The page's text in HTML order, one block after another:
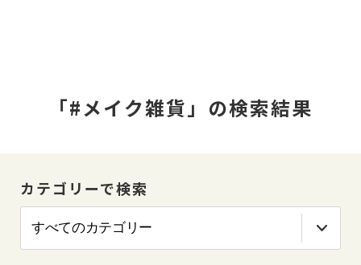
「#メイク雑貨」の検索結果
カテゴリーで検索